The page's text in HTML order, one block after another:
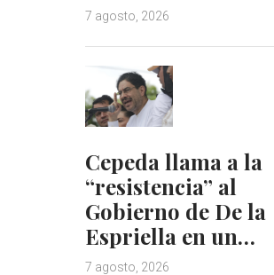
7 agosto, 2026
Cepeda llama a la
“resistencia” al
Gobierno de De la
Espriella en un…
7 agosto, 2026